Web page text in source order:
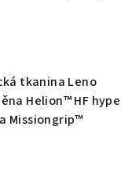
tkanina Leno
Helion™ HF
Missiongrip™